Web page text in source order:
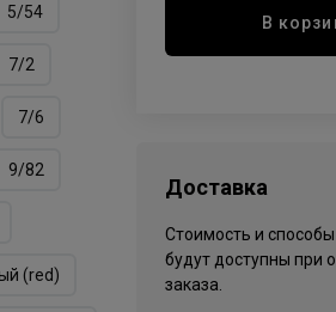
5/54
7/2
7/6
9/82
(red)
В
Доставка
Стоимость и
будут доступны при
заказа.